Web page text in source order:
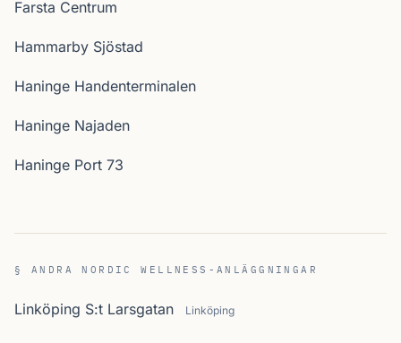
Farsta Centrum
Hammarby Sjöstad
Haninge Handenterminalen
Haninge Najaden
Haninge Port 73
§ ANDRA NORDIC WELLNESS-ANLÄGGNINGAR
Linköping S:t Larsgatan Linköping